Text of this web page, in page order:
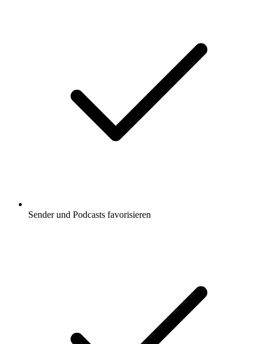
Sender und Podcasts favorisieren